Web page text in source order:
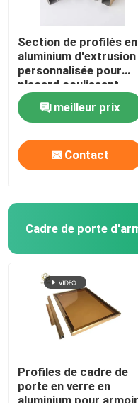
Section de profilés en
aluminium d'extrusion
personnalisée pour
placard coulissant
meilleur prix
Contact
Cadre de porte
Profiles de cadre de
porte en verre en